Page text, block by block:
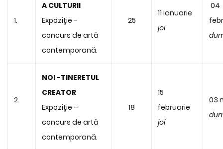
1.
A CULTURII
Expoziție -
concurs de artă
contemporană.
25
11 ianuarie
joi
04
2.
NOI -TINERETUL
CREATOR
Expoziție –
concurs de artă
contemporană.
18
15
februarie
joi
03